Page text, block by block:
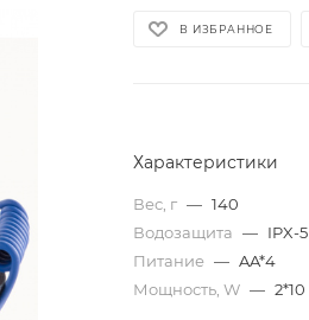
В ИЗБРАННОЕ
Характеристики
Вес, г — 140
Водозащита — IPX-5
Питание — AA*4
Мощность, W — 2*10